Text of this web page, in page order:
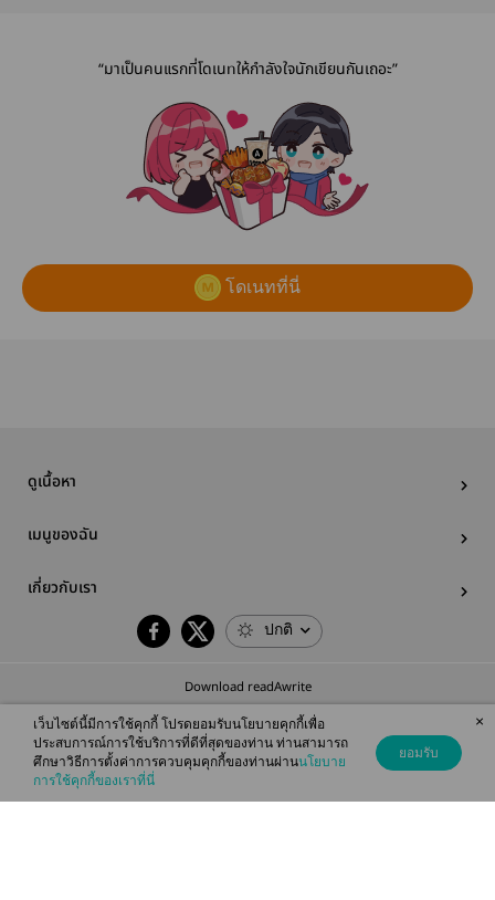
“มาเป็นคนแรกที่โดเนทให้กำลังใจนักเขียนกันเถอะ”
โดเนทที่นี่
ดูเนื้อหา
เมนูของฉัน
เกี่ยวกับเรา
ปกติ
Download readAwrite
© 2026 readAwrite.com by MEB Corporation Public Company Limited
This site is protected by reCAPTCHA and the Google
เว็บไซต์นี้มีการใช้คุกกี้ โปรดยอมรับนโยบายคุกกี้เพื่อ
ประสบการณ์การใช้บริการที่ดีที่สุดของท่าน ท่านสามารถ
ศึกษาวิธีการตั้งค่าการควบคุมคุกกี้ของท่านผ่านนโยบาย
การใช้คุกกี้ของเราที่นี่
ยอมรับ
×